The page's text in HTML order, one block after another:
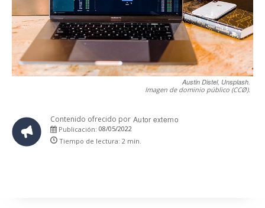
Austin Distel, Unsplash.
Imagen de dominio público (CCØ).
Contenido ofrecido por Autor externo
Publicación: 08/05/2022
Tiempo de lectura: 2 min.